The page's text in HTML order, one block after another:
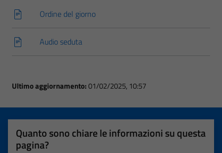
Ordine del giorno
Audio seduta
Ultimo aggiornamento:01/02/2025, 10:57
Quanto sono chiare le informazioni su questa
pagina?